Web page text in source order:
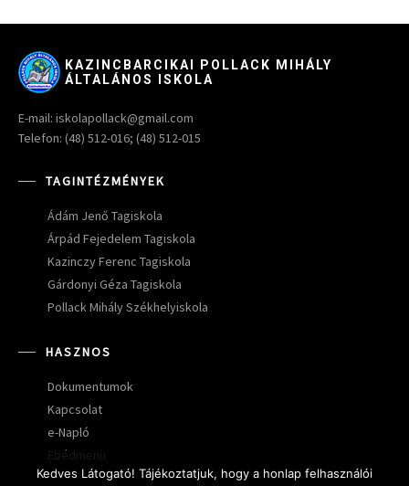
KAZINCBARCIKAI POLLACK MIHÁLY
ÁLTALÁNOS ISKOLA
E-mail: iskolapollack@gmail.com
Telefon: (48) 512-016; (48) 512-015
TAGINTÉZMÉNYEK
Ádám Jenő Tagiskola
Árpád Fejedelem Tagiskola
Kazinczy Ferenc Tagiskola
Gárdonyi Géza Tagiskola
Pollack Mihály Székhelyiskola
HASZNOS
Dokumentumok
Kapcsolat
e-Napló
Ebédmenü
Kedves Látogató! Tájékoztatjuk, hogy a honlap felhasználói